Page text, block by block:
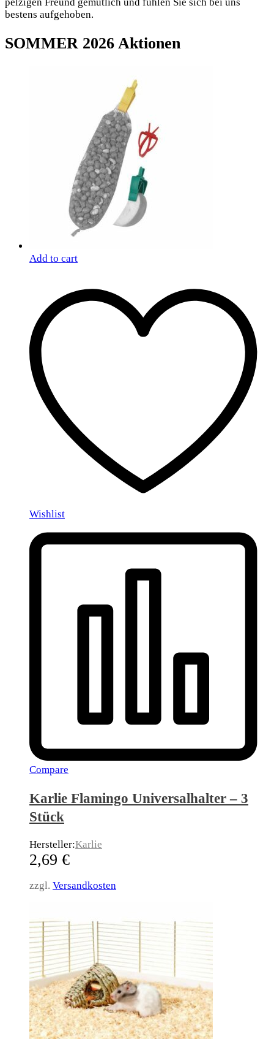
pelzigen Freund gemütlich und fühlen Sie sich bei uns
bestens aufgehoben.
SOMMER 2026 Aktionen
Add to cart
Wishlist
Compare
Karlie Flamingo Universalhalter – 3
Stück
Hersteller:Karlie
2,69 €
zzgl. Versandkosten